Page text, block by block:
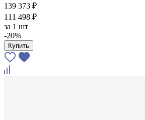
139 373 ₽
111 498 ₽
за 1 шт
-20%
Купить